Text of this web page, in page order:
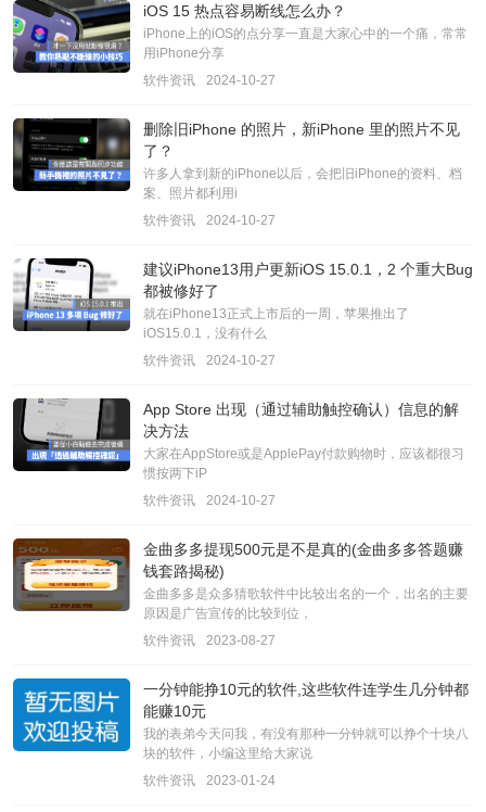
iOS 15 热点容易断线怎么办？
iPhone上的iOS的点分享一直是大家心中的一个痛，常常
用iPhone分享
软件资讯
2024-10-27
删除旧iPhone 的照片，新iPhone 里的照片不见
了？
许多人拿到新的iPhone以后，会把旧iPhone的资料、档
案、照片都利用i
软件资讯
2024-10-27
建议iPhone13用户更新iOS 15.0.1，2 个重大Bug
都被修好了
就在iPhone13正式上市后的一周，苹果推出了
iOS15.0.1，没有什么
软件资讯
2024-10-27
App Store 出现（通过辅助触控确认）信息的解
决方法
大家在AppStore或是ApplePay付款购物时，应该都很习
惯按两下iP
软件资讯
2024-10-27
金曲多多提现500元是不是真的(金曲多多答题赚
钱套路揭秘)
金曲多多是众多猜歌软件中比较出名的一个，出名的主要
原因是广告宣传的比较到位，
软件资讯
2023-08-27
一分钟能挣10元的软件,这些软件连学生几分钟都
能赚10元
我的表弟今天问我，有没有那种一分钟就可以挣个十块八
块的软件，小编这里给大家说
软件资讯
2023-01-24